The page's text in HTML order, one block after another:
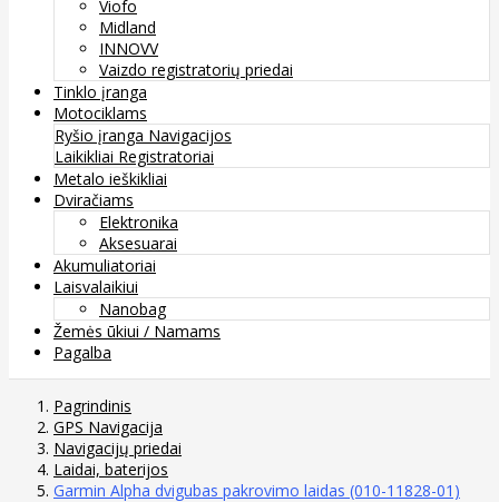
Viofo
Midland
INNOVV
Vaizdo registratorių priedai
Tinklo įranga
Motociklams
Ryšio įranga Navigacijos
Laikikliai Registratoriai
Metalo ieškikliai
Dviračiams
Elektronika
Aksesuarai
Akumuliatoriai
Laisvalaikiui
Nanobag
Žemės ūkiui / Namams
Pagalba
Pagrindinis
GPS Navigacija
Navigacijų priedai
Laidai, baterijos
Garmin Alpha dvigubas pakrovimo laidas (010-11828-01)